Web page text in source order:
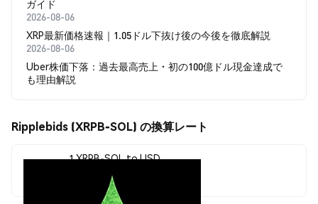
ガイド
2026-08-06
XRP最新価格速報｜1.05ドル下抜け後の今後を徹底解説
2026-08-06
Uber株価下落：過去最高売上・初の100億ドル現金達成で
も理由解説
Ripplebids (XRPB-SOL) の換算レート
1 XRPB-SOL to USD
$0.00000825